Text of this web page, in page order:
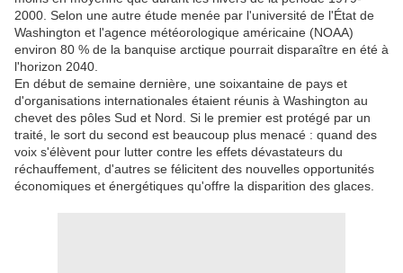
2000. Selon une autre étude menée par l'université de l'État de
Washington et l'agence météorologique américaine (NOAA)
environ 80 % de la banquise arctique pourrait disparaître en été à
l'horizon 2040.
En début de semaine dernière, une soixantaine de pays et
d'organisations internationales étaient réunis à Washington au
chevet des pôles Sud et Nord. Si le premier est protégé par un
traité, le sort du second est beaucoup plus menacé : quand des
voix s'élèvent pour lutter contre les effets dévastateurs du
réchauffement, d'autres se félicitent des nouvelles opportunités
économiques et énergétiques qu'offre la disparition des glaces.